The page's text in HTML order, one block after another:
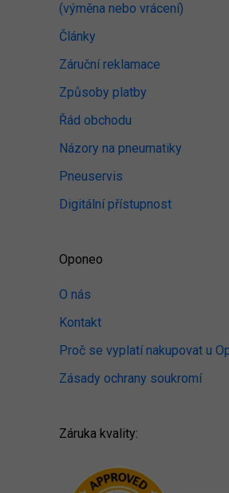
(výměna nebo vrácení)
Články
Záruční reklamace
Způsoby platby
Řád obchodu
Názory na pneumatiky
Pneuservis
Digitální přístupnost
Oponeo
O nás
Kontakt
Proč se vyplatí nakupovat u
Zásady ochrany soukromí
Záruka kvality: